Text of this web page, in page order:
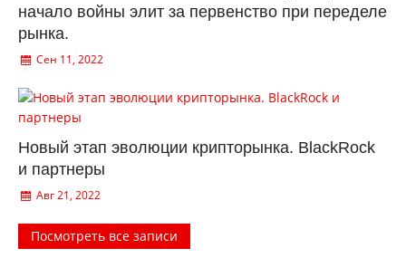
начало войны элит за первенство при переделе
рынка.
Сен 11, 2022
Новый этап эволюции крипторынка. BlackRock
и партнеры
Авг 21, 2022
Посмотреть все записи